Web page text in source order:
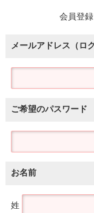
会員登
メールアドレス（ロ
ご希望のパスワード
お名前
姓